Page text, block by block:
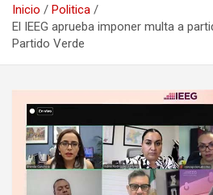
Inicio
Politica
El IEEG aprueba imponer multa a
Partido Verde